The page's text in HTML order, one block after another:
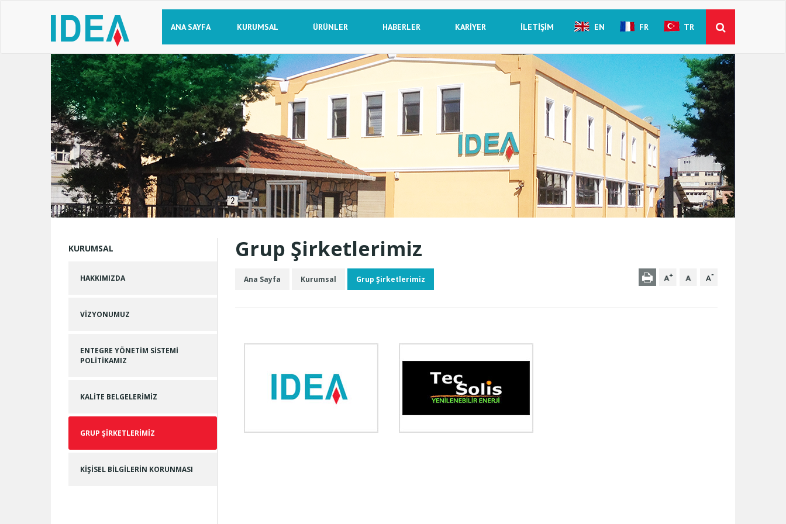
ANA SAYFA KURUMSAL ÜRÜNLER HABERLER KARIYER İLETIŞIM EN FR TR
KURUMSAL
HAKKIMIZDA
VIZYONUMUZ
ENTEGRE YÖNETİM SİSTEMİ
POLİTİKAMIZ
KALITE BELGELERIMIZ
GRUP ŞIRKETLERIMIZ
KİŞİSEL BİLGİLERİN KORUNMASI
Grup Şirketlerimiz
Ana Sayfa Kurumsal Grup Şirketlerimiz